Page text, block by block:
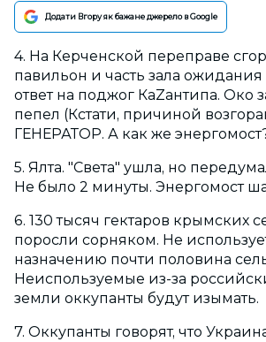
Додати Вгору як бажане джерело в Google
4. На Керченской переправе
павильон и часть зала
ответ на поджог КаZантипа. Око
пепел (Кстати, причиной
ГЕНЕРАТОР. А как же
5. Ялта. "Света" ушла, но
Не было 2 минуты. Энергомост
6. 130 тысяч гектаров крымских
поросли сорняком. Не
назначению почти половина
Неиспользуемые из-за
земли оккупанты будут изымать.
7. Оккупанты говорят, что